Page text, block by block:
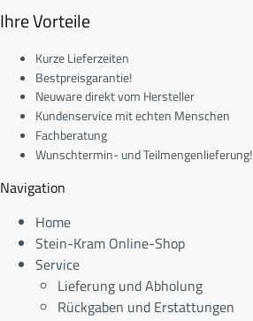
Ihre Vorteile
Kurze Lieferzeiten
Bestpreisgarantie!
Neuware direkt vom Hersteller
Kundenservice mit echten Menschen
Fachberatung
Wunschtermin- und Teilmengenlieferung!
Navigation
Home
Stein-Kram Online-Shop
Service
Lieferung und Abholung
Rückgaben und Erstattungen